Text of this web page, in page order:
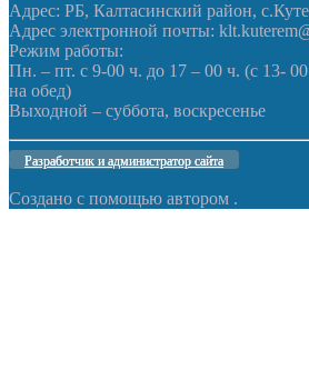
Адрес: РБ, Калтасинский район,
Адрес электронной почты:
Режим работы:
Пн. – пт. с 9-00 ч. до 17 – 00 ч. (с 13-
на обед)
Выходной – суббота, воскресенье
Разработчик и администратор сайта
Создано с помощью автором .